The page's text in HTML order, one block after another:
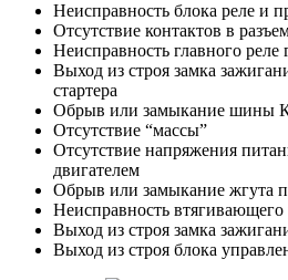
Неисправность блока реле и
Отсутствие контактов в
Неисправность главного реле
Выход из строя замка
стартера
Обрыв или замыкание шины
Отсутствие “массы”
Отсутствие напряжения
двигателем
Обрыв или замыкание жгута
Неисправность втягивающего
Выход из строя замка
Выход из строя блока